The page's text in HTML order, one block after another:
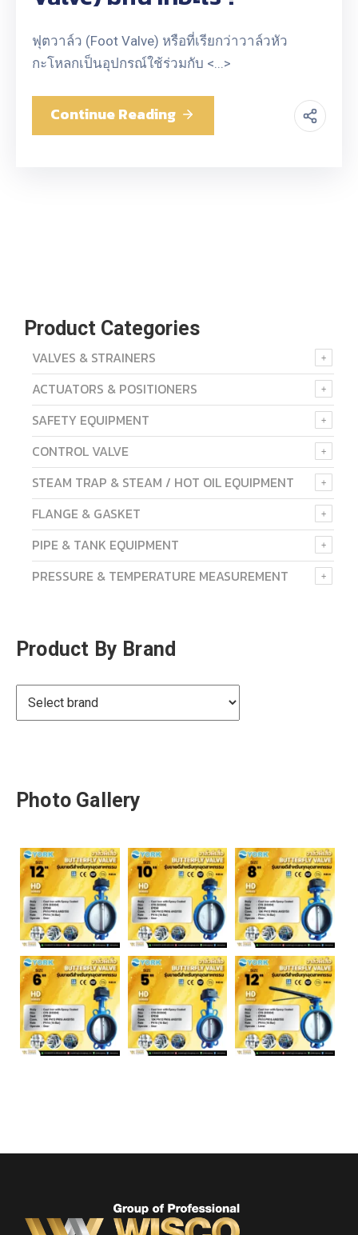
ฟุตวาล์ว (Foot Valve) หรือที่เรียกว่าวาล์วหัว
กะโหลกเป็นอุปกรณ์ใช้ร่วมกับ <...>
Continue Reading
Product Categories
VALVES & STRAINERS
ACTUATORS & POSITIONERS
SAFETY EQUIPMENT
CONTROL VALVE
STEAM TRAP & STEAM / HOT OIL EQUIPMENT
FLANGE & GASKET
PIPE & TANK EQUIPMENT
PRESSURE & TEMPERATURE MEASUREMENT
Product By Brand
Photo Gallery